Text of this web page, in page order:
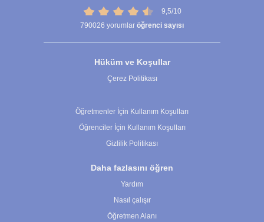
9,5/10
790026 yorumlar öğrenci sayısı
Hüküm ve Koşullar
Çerez Politikası
Öğretmenler İçin Kullanım Koşulları
Öğrenciler İçin Kullanım Koşulları
Gizlilik Politikası
Daha fazlasını öğren
Yardım
Nasıl çalışır
Öğretmen Alanı